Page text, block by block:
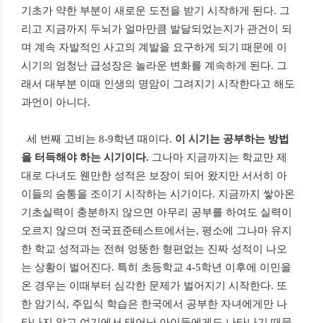
기초가 약한 부분이 새로운 도전을 받기 시작하게 된다. 그
리고 지금까지 두뇌가 얼마만큼 발달되었는지가 관건이 되
며 계속 자발적인 사고의 계발을 요구하게 되기 때문에 이
시기의 엄청난 급성장은 놀라운 변화를 계속하게 된다. 그
래서 대부분 이때 인생의 명암이 그려지기 시작한다고 해도
과언이 아니다.
세 번째 고비는 8-9학년 때이다. 이 시기는 공부하는 방법
을 터득해야 하는 시기이다. 그나마 지금까지는 학교만 제
대로 다녀도 웬만한 성적은 보장이 되어 왔지만 서서히 아
이들의 숨통을 조이기 시작하는 시기이다. 지금까지 쌓아온
기초실력이 충분하지 않으면 아무리 공부를 하여도 실력이
오르지 않으며 전국표준테스트에서는, 평소에 그나마 유지
한 학교 성적과는 전혀 엉뚱한 형편없는 진짜 성적이 나오
는 상황이 벌어진다. 특히 초등학교 4-5학년 이후에 이민을
온 경우는 이때부터 심각한 문제가 벌어지기 시작한다. 또
한 암기식, 주입식 학습은 한국에서 공부한 자녀에게만 나